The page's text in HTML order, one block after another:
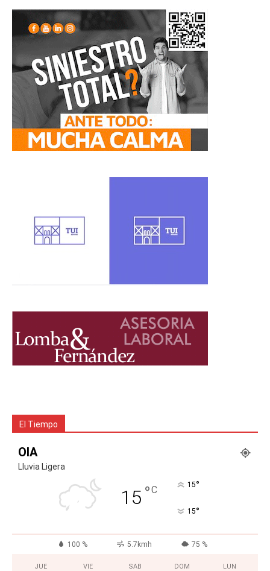
El Tiempo
OIA
Lluvia Ligera
15 °C 15°
15°
100 % 5.7kmh 75 %
JUE VIE SAB DOM LUN